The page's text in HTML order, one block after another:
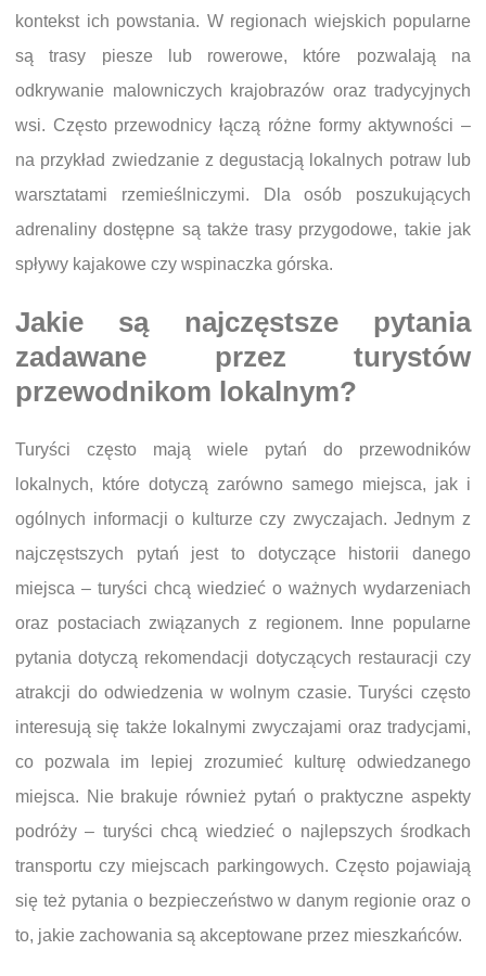
kontekst ich powstania. W regionach wiejskich popularne
są trasy piesze lub rowerowe, które pozwalają na
odkrywanie malowniczych krajobrazów oraz tradycyjnych
wsi. Często przewodnicy łączą różne formy aktywności –
na przykład zwiedzanie z degustacją lokalnych potraw lub
warsztatami rzemieślniczymi. Dla osób poszukujących
adrenaliny dostępne są także trasy przygodowe, takie jak
spływy kajakowe czy wspinaczka górska.
Jakie są najczęstsze pytania
zadawane przez turystów
przewodnikom lokalnym?
Turyści często mają wiele pytań do przewodników
lokalnych, które dotyczą zarówno samego miejsca, jak i
ogólnych informacji o kulturze czy zwyczajach. Jednym z
najczęstszych pytań jest to dotyczące historii danego
miejsca – turyści chcą wiedzieć o ważnych wydarzeniach
oraz postaciach związanych z regionem. Inne popularne
pytania dotyczą rekomendacji dotyczących restauracji czy
atrakcji do odwiedzenia w wolnym czasie. Turyści często
interesują się także lokalnymi zwyczajami oraz tradycjami,
co pozwala im lepiej zrozumieć kulturę odwiedzanego
miejsca. Nie brakuje również pytań o praktyczne aspekty
podróży – turyści chcą wiedzieć o najlepszych środkach
transportu czy miejscach parkingowych. Często pojawiają
się też pytania o bezpieczeństwo w danym regionie oraz o
to, jakie zachowania są akceptowane przez mieszkańców.